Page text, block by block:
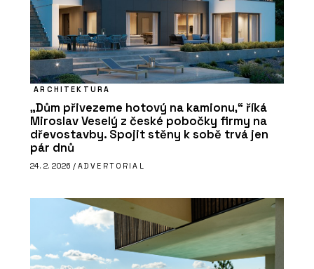
ARCHITEKTURA
„Dům přivezeme hotový na kamionu,“ říká
Miroslav Veselý z české pobočky firmy na
dřevostavby. Spojit stěny k sobě trvá jen
pár dnů
24. 2. 2026 / ADVERTORIAL